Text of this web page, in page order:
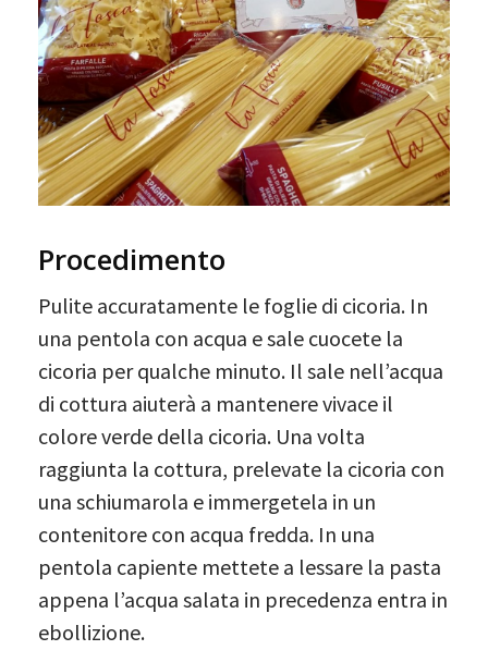
Procedimento
Pulite accuratamente le foglie di cicoria. In
una pentola con acqua e sale cuocete la
cicoria per qualche minuto. Il sale nell’acqua
di cottura aiuterà a mantenere vivace il
colore verde della cicoria. Una volta
raggiunta la cottura, prelevate la cicoria con
una schiumarola e immergetela in un
contenitore con acqua fredda. In una
pentola capiente mettete a lessare la pasta
appena l’acqua salata in precedenza entra in
ebollizione.